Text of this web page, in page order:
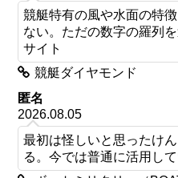
競艇特有の風や水面の特
ない。ただの数字の羅列
サイト
競艇ダイヤモンド
匿名
2026.08.05
最初は怪しいと思ったけ
る。今では普通に活用して